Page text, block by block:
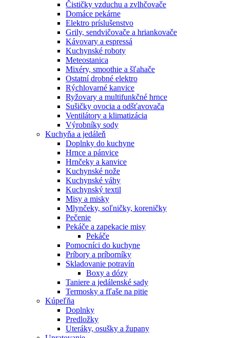
Čističky vzduchu a zvlhčovače
Domáce pekárne
Elektro príslušenstvo
Grily, sendvičovače a hriankovače
Kávovary a espressá
Kuchynské roboty
Meteostanica
Mixéry, smoothie a šľahače
Ostatní drobné elektro
Rýchlovarné kanvice
Ryžovary a multifunkčné hrnce
Sušičky ovocia a odšťavovača
Ventilátory a klimatizácia
Výrobníky sody
Kuchyňa a jedáleň
Doplnky do kuchyne
Hrnce a pánvice
Hrnčeky a kanvice
Kuchynské nože
Kuchynské váhy
Kuchynský textil
Misy a misky
Mlynčeky, soľničky, koreničky
Pečenie
Pekáče a zapekacie misy
Pekáče
Pomocníci do kuchyne
Príbory a príborníky
Skladovanie potravín
Boxy a dózy
Taniere a jedálenské sady
Termosky a fľaše na pitie
Kúpeľňa
Doplnky
Predložky
Uteráky, osušky a župany